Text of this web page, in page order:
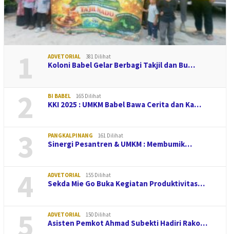
1 ADVETORIAL 381 Dilihat
Koloni Babel Gelar Berbagi Takjil dan Bu…
2 BI BABEL 165 Dilihat
KKI 2025 : UMKM Babel Bawa Cerita dan Ka…
3 PANGKALPINANG 161 Dilihat
Sinergi Pesantren & UMKM : Membumik…
4 ADVETORIAL 155 Dilihat
Sekda Mie Go Buka Kegiatan Produktivitas…
5 ADVETORIAL 150 Dilihat
Asisten Pemkot Ahmad Subekti Hadiri Rako…